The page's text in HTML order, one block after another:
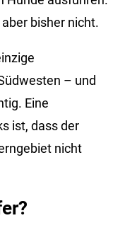
bisher nicht.
– und
Eine
ist, dass der
nicht